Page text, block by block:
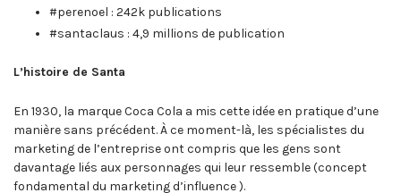
#perenoel : 242k publications
#santaclaus : 4,9 millions de publication
L’histoire de Santa
En 1930, la marque Coca Cola a mis cette idée en pratique d’une
manière sans précédent. À ce moment-là, les spécialistes du
marketing de l’entreprise ont compris que les gens sont
davantage liés aux personnages qui leur ressemble (concept
fondamental du marketing d’influence ).